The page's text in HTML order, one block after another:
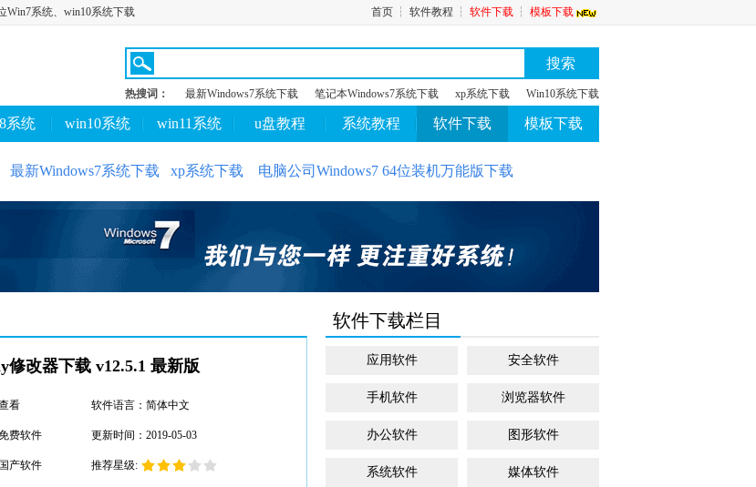
Win7系统、win10系统下载 首页 ┆ 软件教程 ┆ 软件下载 ┆ 模板下载
搜索
热搜词： 最新Windows7系统下载 笔记本Windows7系统下载 xp系统下载 Win10系统下载
系统 win10系统 win11系统 u盘教程 系统教程 软件下载 模板下载
最新Windows7系统下载 xp系统下载 电脑公司Windows7 64位装机万能版下载
改器下载 v12.5.1 最新版
看 软件语言：简体中文
费软件 更新时间：2019-05-03
产软件 推荐星级:
软件下载栏目
应用软件 安全软件
手机软件 浏览器软件
办公软件 图形软件
系统软件 媒体软件